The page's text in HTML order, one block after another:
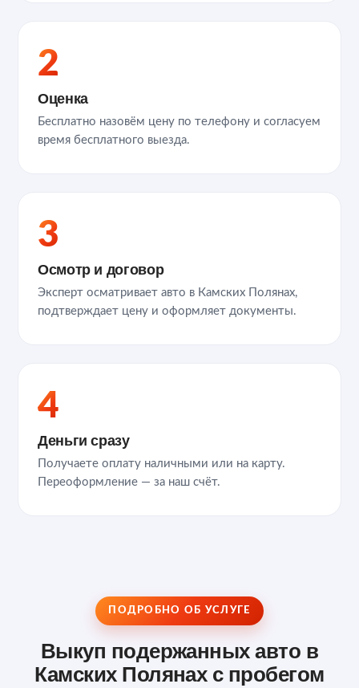
2
Оценка
Бесплатно назовём цену по телефону и согласуем
время бесплатного выезда.
3
Осмотр и договор
Эксперт осматривает авто в Камских Полянах,
подтверждает цену и оформляет документы.
4
Деньги сразу
Получаете оплату наличными или на карту.
Переоформление — за наш счёт.
ПОДРОБНО ОБ УСЛУГЕ
Выкуп подержанных авто в
Камских Полянах с пробегом